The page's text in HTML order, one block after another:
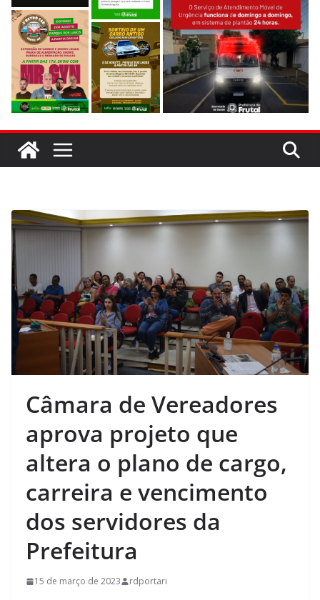
Câmara de Vereadores
aprova projeto que
altera o plano de cargo,
carreira e vencimento
dos servidores da
Prefeitura
15 de março de 2023 rdportari